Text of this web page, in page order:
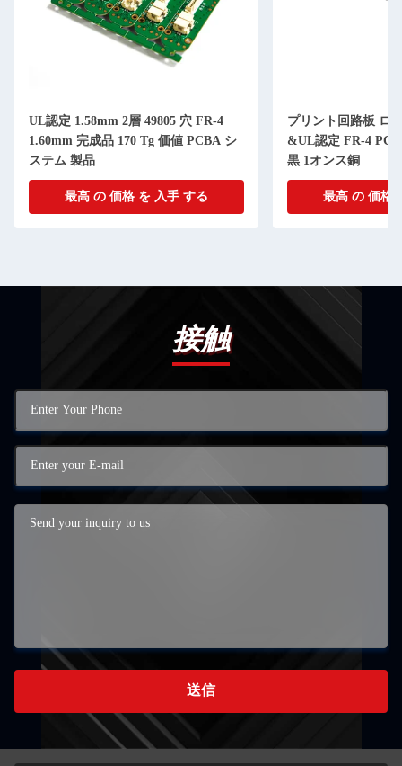
UL認定 1.58mm 2層 49805 穴 FR-4
1.60mm 完成品 170 Tg 価値 PCBA シ
ステム 製品
最高 の 価格 を 入手 する
プリント回路板 ロ
&UL認定 FR-4
黒 1オンス銅
最高 の 価格
接触
送信